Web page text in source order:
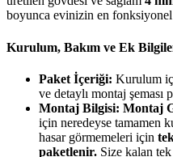
boyunca evinizin en fonksiyonel
Kurulum, Bakım ve Ek
Paket İçeriği: Kurulum
ve detaylı montaj şeması
Montaj Bilgisi: Montaj
için neredeyse tamamen
hasar görmemeleri için
paketlenir. Size kalan